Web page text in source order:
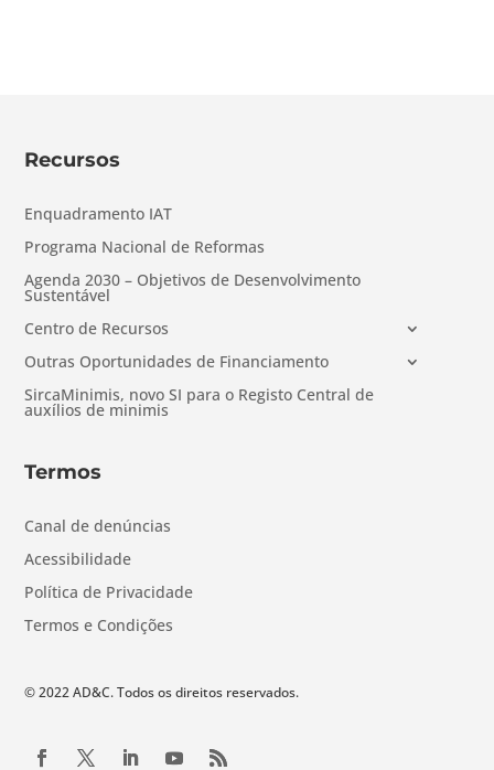
Recursos
Enquadramento IAT
Programa Nacional de Reformas
Agenda 2030 – Objetivos de Desenvolvimento
Sustentável
Centro de Recursos
Outras Oportunidades de Financiamento
SircaMinimis, novo SI para o Registo Central de
auxílios de minimis
Termos
Canal de denúncias
Acessibilidade
Política de Privacidade
Termos e Condições
© 2022 AD&C. Todos os direitos reservados.